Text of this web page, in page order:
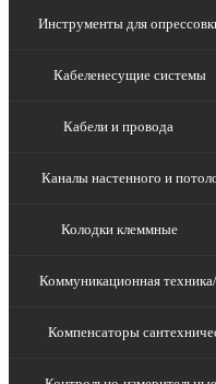
Инструменты для
Кабеленесущие системы
Кабели и провода
Каналы настенного и
Колодки клеммные
Коммуникационная
Компенсаторы